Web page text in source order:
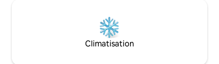
Climatisation